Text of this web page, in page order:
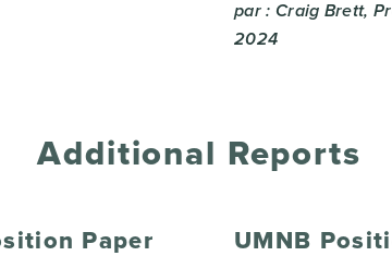
par : Craig Brett,
2024
Additional Reports
Paper
UMNB